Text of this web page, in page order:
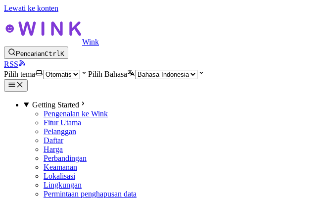
Lewati ke konten
Wink
PencarianCtrlK
RSS
Pilih tema
Pilih Bahasa
Getting Started
Pengenalan ke Wink
Fitur Utama
Pelanggan
Daftar
Harga
Perbandingan
Keamanan
Lokalisasi
Lingkungan
Permintaan penghapusan data